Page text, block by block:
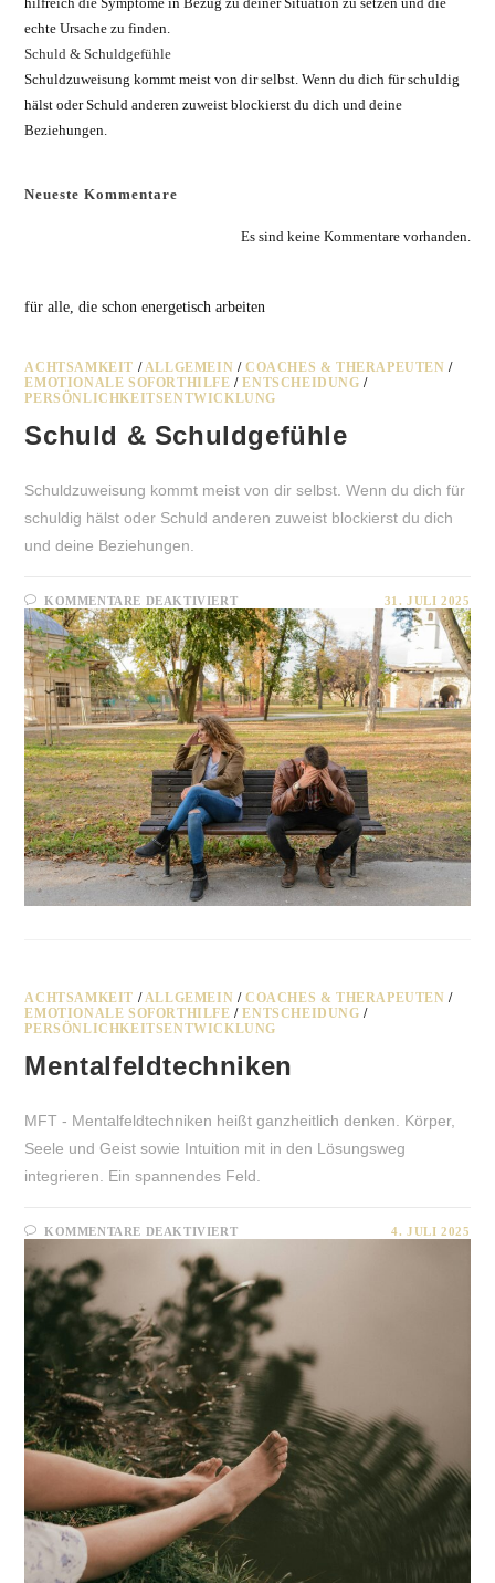
echte Ursache zu finden.
Schuld & Schuldgefühle
Schuldzuweisung kommt meist von dir selbst. Wenn du dich für schuldig
hälst oder Schuld anderen zuweist blockierst du dich und deine
Beziehungen.
Neueste Kommentare
Es sind keine Kommentare vorhanden.
für alle, die schon energetisch arbeiten
ACHTSAMKEIT /ALLGEMEIN /COACHES & THERAPEUTEN /
EMOTIONALE SOFORTHILFE /ENTSCHEIDUNG /
PERSÖNLICHKEITSENTWICKLUNG
Schuld & Schuldgefühle
Schuldzuweisung kommt meist von dir selbst. Wenn du dich für
schuldig hälst oder Schuld anderen zuweist blockierst du dich
und deine Beziehungen.
KOMMENTARE DEAKTIVIERTFÜR
SCHULD
&
SCHULDGEFÜHLE
31. JULI 2025
ACHTSAMKEIT /ALLGEMEIN /COACHES & THERAPEUTEN /
EMOTIONALE SOFORTHILFE /ENTSCHEIDUNG /
PERSÖNLICHKEITSENTWICKLUNG
Mentalfeldtechniken
MFT - Mentalfeldtechniken heißt ganzheitlich denken. Körper,
Seele und Geist sowie Intuition mit in den Lösungsweg
integrieren. Ein spannendes Feld.
KOMMENTARE DEAKTIVIERTFÜR
4. JULI 2025